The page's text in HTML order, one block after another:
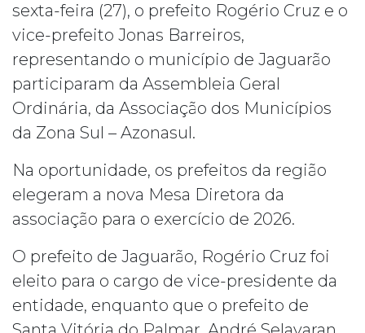
sexta-feira (27), o prefeito Rogério Cruz e o
vice-prefeito Jonas Barreiros,
representando o município de Jaguarão
participaram da Assembleia Geral
Ordinária, da Associação dos Municípios
da Zona Sul – Azonasul.
Na oportunidade, os prefeitos da região
elegeram a nova Mesa Diretora da
associação para o exercício de 2026.
O prefeito de Jaguarão, Rogério Cruz foi
eleito para o cargo de vice-presidente da
entidade, enquanto que o prefeito de